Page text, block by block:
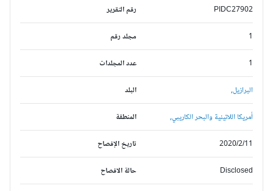
رقم التقرير PIDC27902
مجلد رقم
عدد المجلدات
البلد البرازيل,
المنطقة أمريكا اللاتينية والبحر الكاريبي,
تاريخ الإفصاح 2020/2/11
حالة الافصاح Disclosed